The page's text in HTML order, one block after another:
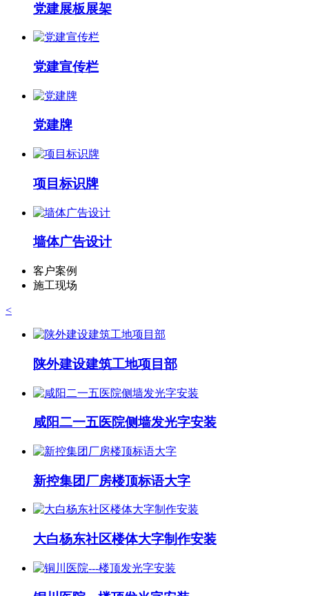
党建展板展架
党建宣传栏
党建牌
项目标识牌
墙体广告设计
客户案例
施工现场
<
陕外建设建筑工地项目部
咸阳二一五医院侧墙发光字安装
新控集团厂房楼顶标语大字
大白杨东社区楼体大字制作安装